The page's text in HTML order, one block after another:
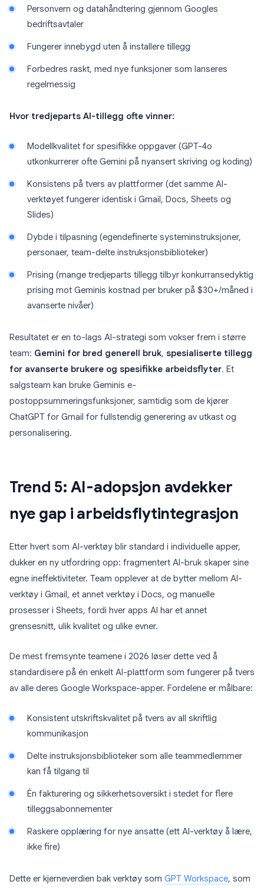
Personvern og datahåndtering gjennom Googles
bedriftsavtaler
Fungerer innebygd uten å installere tillegg
Forbedres raskt, med nye funksjoner som lanseres
regelmessig
Hvor tredjeparts AI-tillegg ofte vinner:
Modellkvalitet for spesifikke oppgaver (GPT-4o
utkonkurrerer ofte Gemini på nyansert skriving og koding)
Konsistens på tvers av plattformer (det samme AI-
verktøyet fungerer identisk i Gmail, Docs, Sheets og
Slides)
Dybde i tilpasning (egendefinerte systeminstruksjoner,
personaer, team-delte instruksjonsbiblioteker)
Prising (mange tredjeparts tillegg tilbyr konkurransedyktig
prising mot Geminis kostnad per bruker på $30+/måned i
avanserte nivåer)
Resultatet er en to-lags AI-strategi som vokser frem i større
team: Gemini for bred generell bruk, spesialiserte tillegg
for avanserte brukere og spesifikke arbeidsflyter. Et
salgsteam kan bruke Geminis e-
postoppsummeringsfunksjoner, samtidig som de kjører
ChatGPT for Gmail for fullstendig generering av utkast og
personalisering.
Trend 5: AI-adopsjon avdekker
nye gap i arbeidsflytintegrasjon
Etter hvert som AI-verktøy blir standard i individuelle apper,
dukker en ny utfordring opp: fragmentert AI-bruk skaper sine
egne ineffektiviteter. Team opplever at de bytter mellom AI-
verktøy i Gmail, et annet verktøy i Docs, og manuelle
prosesser i Sheets, fordi hver apps AI har et annet
grensesnitt, ulik kvalitet og ulike evner.
De mest fremsynte teamene i 2026 løser dette ved å
standardisere på én enkelt AI-plattform som fungerer på tvers
av alle deres Google Workspace-apper. Fordelene er målbare:
Konsistent utskriftskvalitet på tvers av all skriftlig
kommunikasjon
Delte instruksjonsbiblioteker som alle teammedlemmer
kan få tilgang til
Én fakturering og sikkerhetsoversikt i stedet for flere
tilleggsabonnementer
Raskere opplæring for nye ansatte (ett AI-verktøy å lære,
ikke fire)
Dette er kjerneverdien bak verktøy som GPT Workspace, som